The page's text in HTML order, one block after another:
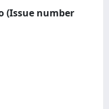
(Issue number